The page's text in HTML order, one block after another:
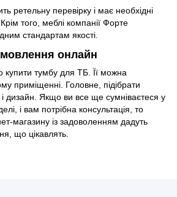
ретельну перевірку і має необхідні
того, меблі компанії Форте
стандартам якості.
онлайн
тумбу для ТБ. Її можна
приміщенні. Головне, підібрати
дизайн. Якщо ви все ще сумніваєтеся у
і вам потрібна консультація, то
магазину із задоволенням дадуть
що цікавлять.